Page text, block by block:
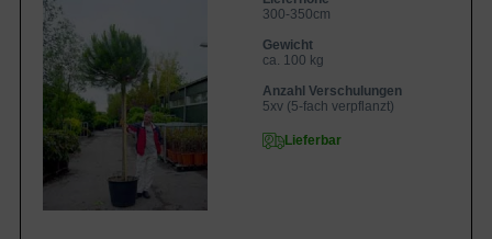
300-350cm
Gewicht
ca. 100 kg
Anzahl Verschulungen
5xv (5-fach verpflanzt)
Lieferbar